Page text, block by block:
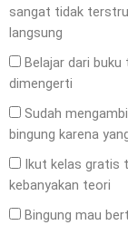
sangat tidak
langsung
Belajar dari
dimengerti
Sudah
bingung karena
Ikut kelas gratis
kebanyakan teori
Bingung mau